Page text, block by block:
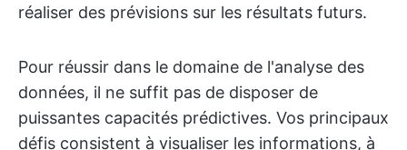
réaliser des prévisions sur les résultats futurs.
Pour réussir dans le domaine de l'analyse des
données, il ne suffit pas de disposer de
puissantes capacités prédictives. Vos principaux
défis consistent à visualiser les informations, à